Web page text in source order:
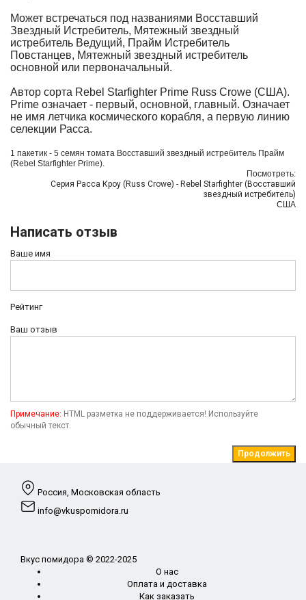
Может встречаться под названиями Восставший
Звездный Истребитель, Мятежный звездный
истребитель Ведущий, Прайм Истребитель
Повстанцев, Мятежный звездный истребитель
основной или первоначальный.
Автор сорта Rebel Starfighter Prime Russ Crowe (США).
Prime означает - первый, основной, главный. Означает
не имя летчика космического корабля, а первую линию
селекции Расса.
1 пакетик - 5 семян томата Восставший звездный истребитель Прайм
(Rebel Starfighter Prime).
Посмотреть:
Серия Расса Кроу (Russ Crowe) - Rebel Starfighter (Восставший
звездный истребитель)
США
Написать отзыв
Ваше имя
Рейтинг
Ваш отзыв
Примечание: HTML разметка не поддерживается! Используйте
обычный текст.
Продолжить
Россия, Московская область
info@vkuspomidora.ru
Вкус помидора © 2022-2025
О нас
Оплата и доставка
Как заказать